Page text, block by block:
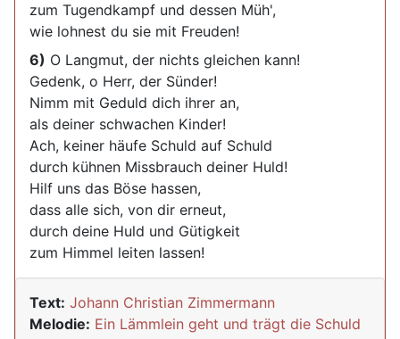
zum Tugendkampf und dessen Müh',
wie lohnest du sie mit Freuden!
6) O Langmut, der nichts gleichen kann!
Gedenk, o Herr, der Sünder!
Nimm mit Geduld dich ihrer an,
als deiner schwachen Kinder!
Ach, keiner häufe Schuld auf Schuld
durch kühnen Missbrauch deiner Huld!
Hilf uns das Böse hassen,
dass alle sich, von dir erneut,
durch deine Huld und Gütigkeit
zum Himmel leiten lassen!
Text: Johann Christian Zimmermann
Melodie: Ein Lämmlein geht und trägt die Schuld